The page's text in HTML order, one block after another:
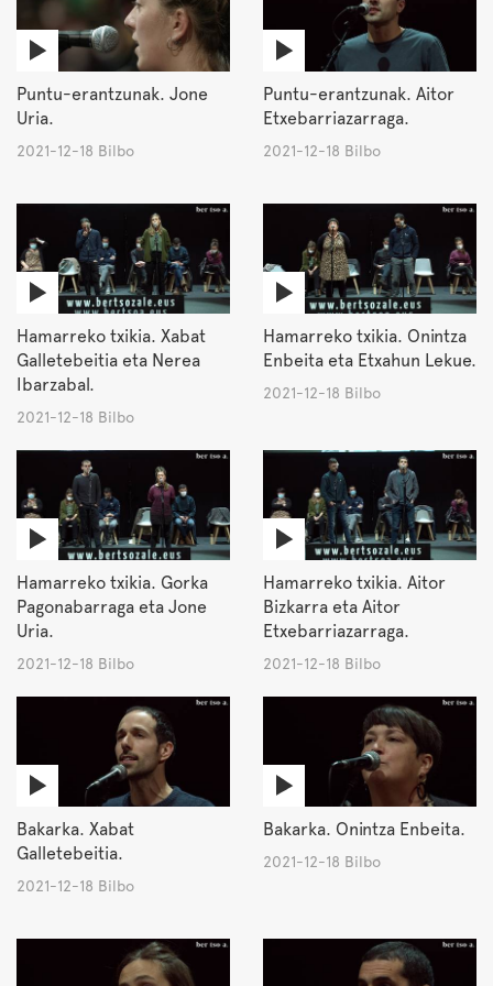
Puntu-erantzunak. Jone
Uria.
2021-12-18 Bilbo
Puntu-erantzunak. Aitor
Etxebarriazarraga.
2021-12-18 Bilbo
Hamarreko txikia. Xabat
Galletebeitia eta Nerea
Ibarzabal.
2021-12-18 Bilbo
Hamarreko txikia. Onintza
Enbeita eta Etxahun Lekue.
2021-12-18 Bilbo
Hamarreko txikia. Gorka
Pagonabarraga eta Jone
Uria.
2021-12-18 Bilbo
Hamarreko txikia. Aitor
Bizkarra eta Aitor
Etxebarriazarraga.
2021-12-18 Bilbo
Bakarka. Xabat
Galletebeitia.
2021-12-18 Bilbo
Bakarka. Onintza Enbeita.
2021-12-18 Bilbo